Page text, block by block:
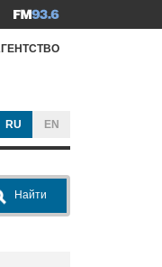
RU EN
Найти